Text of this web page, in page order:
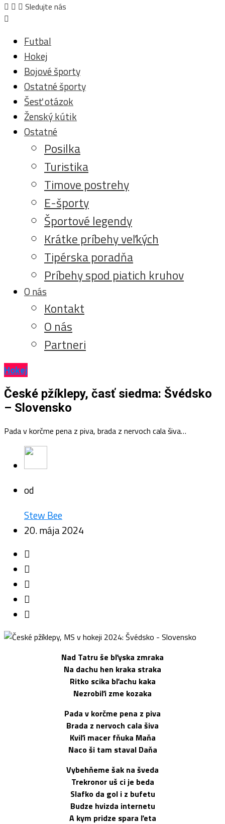
Sledujte nás
Futbal
Hokej
Bojové športy
Ostatné športy
Šesť otázok
Ženský kútik
Ostatné
Posilka
Turistika
Timove postrehy
E-športy
Športové legendy
Krátke príbehy veľkých
Tipérska poradňa
Príbehy spod piatich kruhov
O nás
Kontakt
O nás
Partneri
Hokej
České pžíklepy, časť siedma: Švédsko
– Slovensko
Pada v korčme pena z piva, brada z nervoch cala šiva…
od
Stew Bee
20. mája 2024
Nad Tatru še bľyska zmraka
Na dachu hen kraka straka
Ritko scika bľachu kaka
Nezrobiľi zme kozaka
Pada v korčme pena z piva
Brada z nervoch cala šiva
Kviľi macer fňuka Maňa
Naco ši tam staval Daňa
Vybehňeme šak na šveda
Trekronor uš ci je beda
Slafko da gol i z bufetu
Budze hvizda internetu
A kym pridze spara ľeta